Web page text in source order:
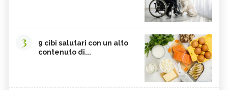
3
9 cibi salutari con un alto
contenuto di...